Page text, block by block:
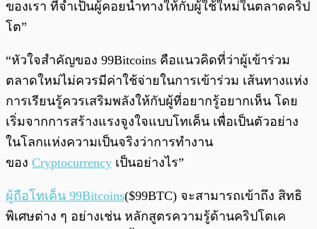
ของเรา ที่จำเป็นผู้คอยนำทางให้กับผู้ใช้ใหม่ในตลาดคริป
โต”
“หัวใจสำคัญของ 99Bitcoins คือแนวคิดที่ว่าผู้เข้าร่วม
ตลาดใหม่ไม่ควรมีค่าใช้จ่ายในการเข้าร่วม เส้นทางแห่ง
การเรียนรู้ควรเสริมพลังให้กับผู้ที่อยากรู้อยากเห็น โดย
เริ่มจากการสร้างแรงจูงใจแบบโทเค็น เพื่อเป็นตัวอย่าง
ในโลกแห่งความเป็นจริงว่าการทำงาน
ของ Cryptocurrency เป็นอย่างไร”
ผู้ถือโทเค็น 99Bitcoins($99BTC) จะสามารถเข้าถึง สิทธิ
พิเศษต่าง ๆ อย่างเช่น หลักสูตรความรู้ด้านคริปโตเค